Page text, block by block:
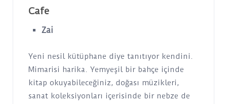
Cafe
Zai
Yeni nesil kütüphane diye tanıtıyor kendini.
Mimarisi harika. Yemyeşil bir bahçe içinde
kitap okuyabileceğiniz, doğası müzikleri,
sanat koleksiyonları içerisinde bir nebze de